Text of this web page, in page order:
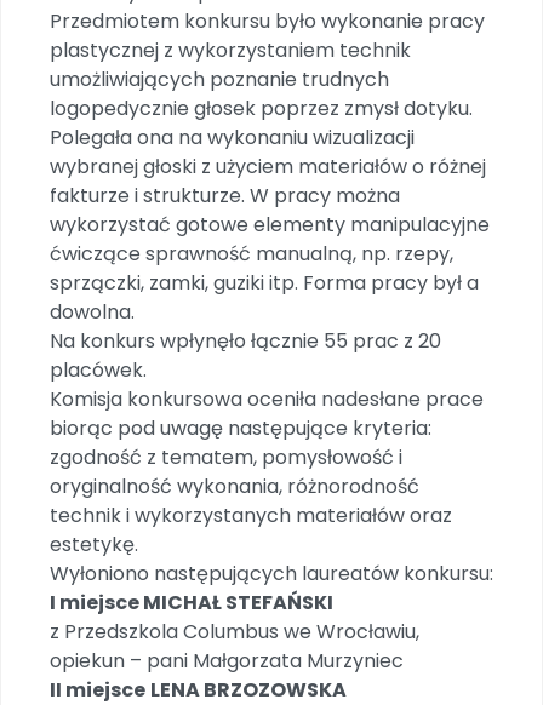
Archiwalne numery
Pomoc
Promocje
Przedmiotem konkursu było wykonanie pracy
plastycznej z wykorzystaniem technik
umożliwiających poznanie trudnych
logopedycznie głosek poprzez zmysł dotyku.
Polegała ona na wykonaniu wizualizacji
wybranej głoski z użyciem materiałów o różnej
fakturze i strukturze. W pracy można
wykorzystać gotowe elementy manipulacyjne
ćwiczące sprawność manualną, np. rzepy,
sprzączki, zamki, guziki itp. Forma pracy był a
dowolna.
Na konkurs wpłynęło łącznie 55 prac z 20
placówek.
Komisja konkursowa oceniła nadesłane prace
biorąc pod uwagę następujące kryteria:
zgodność z tematem, pomysłowość i
oryginalność wykonania, różnorodność
technik i wykorzystanych materiałów oraz
estetykę.
Wyłoniono następujących laureatów konkursu:
I miejsce MICHAŁ STEFAŃSKI
z Przedszkola Columbus we Wrocławiu,
opiekun – pani Małgorzata Murzyniec
II miejsce LENA BRZOZOWSKA